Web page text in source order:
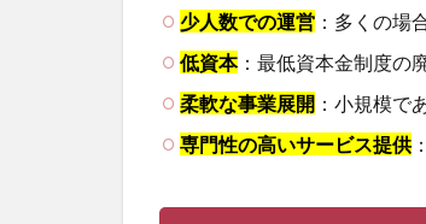
少人数での運営 ：多くの場
低資本：最低資本金制度の
柔軟な事業展開 ：小規模で
専門性の高いサービス提供